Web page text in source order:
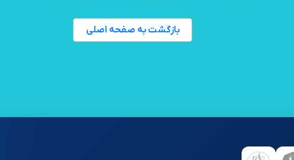
بازگشت به صفحه اصلی